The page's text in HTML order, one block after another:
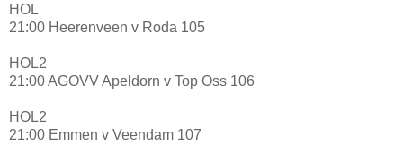
HOL
21:00 Heerenveen v Roda 105
HOL2
21:00 AGOVV Apeldorn v Top Oss 106
HOL2
21:00 Emmen v Veendam 107